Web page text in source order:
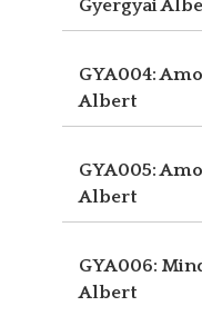
Gyergyai
GYA004:
Albert
GYA005:
Albert
GYA006:
Albert